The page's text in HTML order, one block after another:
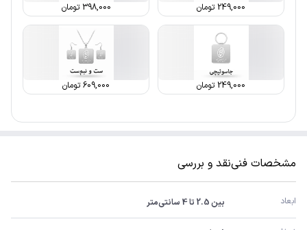
249,000 تومان 398,000 تومان
249,000 تومان 609,000تومان
مشخصات فنینقد و بررسی
ابعاد بین 2.5 تا 4 سانتی‌متر